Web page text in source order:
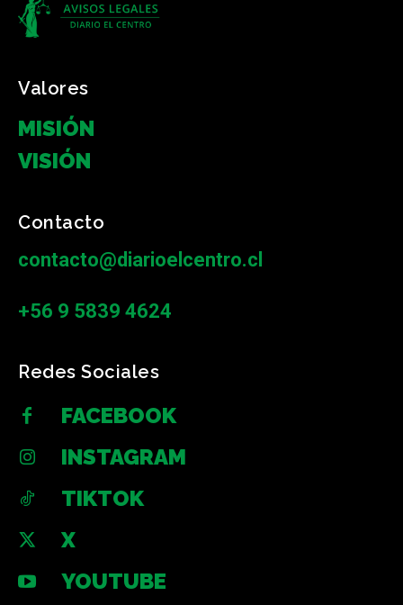
Valores
MISIÓN
VISIÓN
Contacto
contacto@diarioelcentro.cl
+56 9 5839 4624
Redes Sociales
FACEBOOK
INSTAGRAM
TIKTOK
X
YOUTUBE